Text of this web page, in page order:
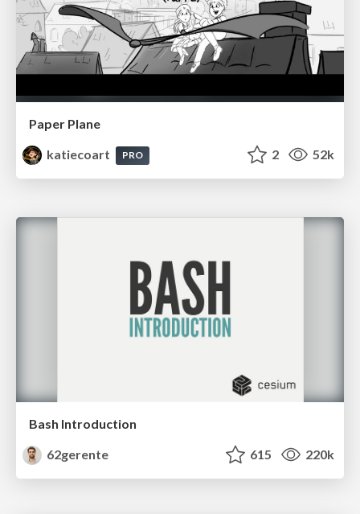
Paper Plane
katiecoart
PRO 2 52k
Bash Introduction
62gerente
615 220k